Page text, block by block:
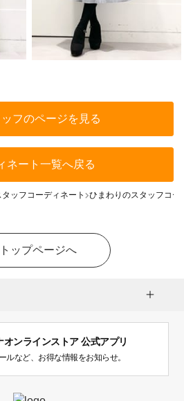
フのページを見る
ネート一覧へ戻る
タッフコーディネート ひまわりのスタッフコー
トップページへ
オンラインストア 公式アプリ
ルなど、お得な情報をお知らせ。